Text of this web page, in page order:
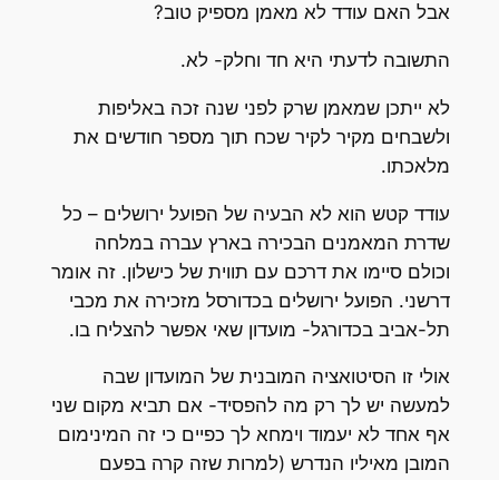
אבל האם עודד לא מאמן מספיק טוב?
התשובה לדעתי היא חד וחלק- לא.
לא ייתכן שמאמן שרק לפני שנה זכה באליפות
ולשבחים מקיר לקיר שכח תוך מספר חודשים את
מלאכתו.
עודד קטש הוא לא הבעיה של הפועל ירושלים – כל
שדרת המאמנים הבכירה בארץ עברה במלחה
וכולם סיימו את דרכם עם תווית של כישלון. זה אומר
דרשני. הפועל ירושלים בכדורסל מזכירה את מכבי
תל-אביב בכדורגל- מועדון שאי אפשר להצליח בו.
אולי זו הסיטואציה המובנית של המועדון שבה
למעשה יש לך רק מה להפסיד- אם תביא מקום שני
אף אחד לא יעמוד וימחא לך כפיים כי זה המינימום
המובן מאיליו הנדרש (למרות שזה קרה בפעם